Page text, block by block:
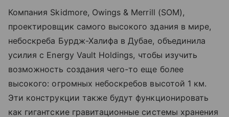
Компания Skidmore, Owings & Merrill (SOM),
проектировщик самого высокого здания в мире,
небоскреба Бурдж-Халифа в Дубае, объединила
усилия с Energy Vault Holdings, чтобы изучить
возможность создания чего-то еще более
высокого: огромных небоскребов высотой 1 км.
Эти конструкции также будут функционировать
как гигантские гравитационные системы хранения